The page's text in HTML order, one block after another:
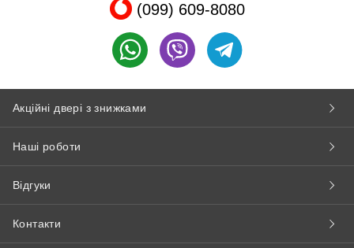
(099) 609-8080
Акційні двері з знижками
Наші роботи
Відгуки
Контакти